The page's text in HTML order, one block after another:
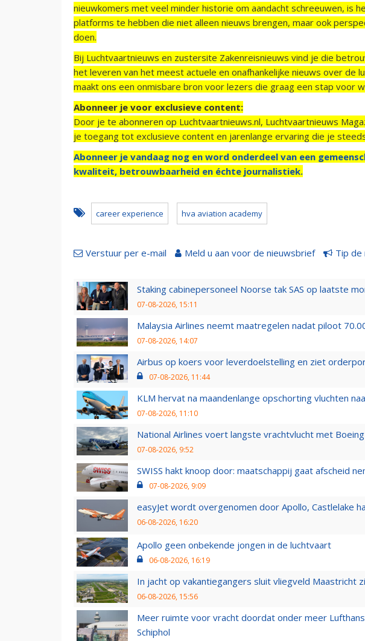
nieuwkomers met veel minder historie om aandacht schreeuwen, is
platforms te hebben die niet alleen nieuws brengen, maar ook
doen.
Bij Luchtvaartnieuws en zustersite Zakenreisnieuws vind je die
het leveren van het meest actuele en onafhankelijke nieuws over de
maakt ons een onmisbare bron voor lezers die graag een stap voor
Abonneer je voor exclusieve content:
Door je te abonneren op Luchtvaartnieuws.nl, Luchtvaartnieuws
je toegang tot exclusieve content en jarenlange ervaring die je
Abonneer je vandaag nog en word onderdeel van een
kwaliteit, betrouwbaarheid en échte journalistiek.
career experience hva aviation academy
Verstuur per e-mail Meld u aan voor de nieuwsbrief Tip de
Staking cabinepersoneel Noorse tak SAS op laatste
07-08-2026, 15:11
Malaysia Airlines neemt maatregelen nadat piloot
07-08-2026, 14:07
Airbus op koers voor leverdoelstelling en ziet
07-08-2026, 11:44
KLM hervat na maandenlange opschorting vluchten
07-08-2026, 11:10
National Airlines voert langste vrachtvlucht met
07-08-2026, 9:52
SWISS hakt knoop door: maatschappij gaat afscheid
07-08-2026, 9:09
easyJet wordt overgenomen door Apollo, Castlelake
06-08-2026, 16:20
Apollo geen onbekende jongen in de luchtvaart
06-08-2026, 16:19
In jacht op vakantiegangers sluit vliegveld Maastricht
06-08-2026, 15:56
Meer ruimte voor vracht doordat onder meer
Schiphol